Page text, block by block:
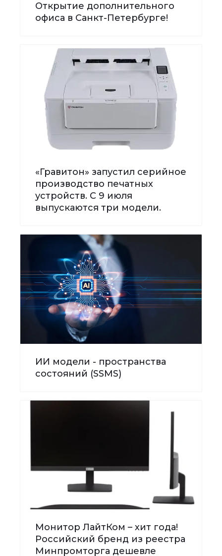
Открытие дополнительного
офиса в Санкт-Петербурге!
«Гравитон» запустил серийное
производство печатных
устройств. С 9 июля
выпускаются три модели.
ИИ модели - пространства
состояний (SSMS)
Монитор ЛайтКом – хит года!
Российский бренд из реестра
Минпромторга дешевле